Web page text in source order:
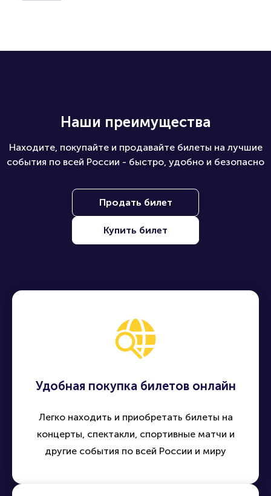
драмы им.
Наши преимущества
Находите, покупайте и продавайте билеты на лучшие
события по всей России - быстро, удобно и безопасно
Продать билет
Купить билет
Удобная покупка билетов онлайн
Легко находить и приобретать билеты на
концерты, спектакли, спортивные матчи и
другие события по всей России и миру